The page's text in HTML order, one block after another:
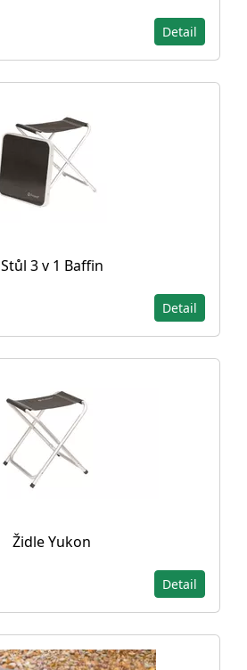
Detail
Stůl 3 v 1 Baffin
Detail
Židle Yukon
Detail